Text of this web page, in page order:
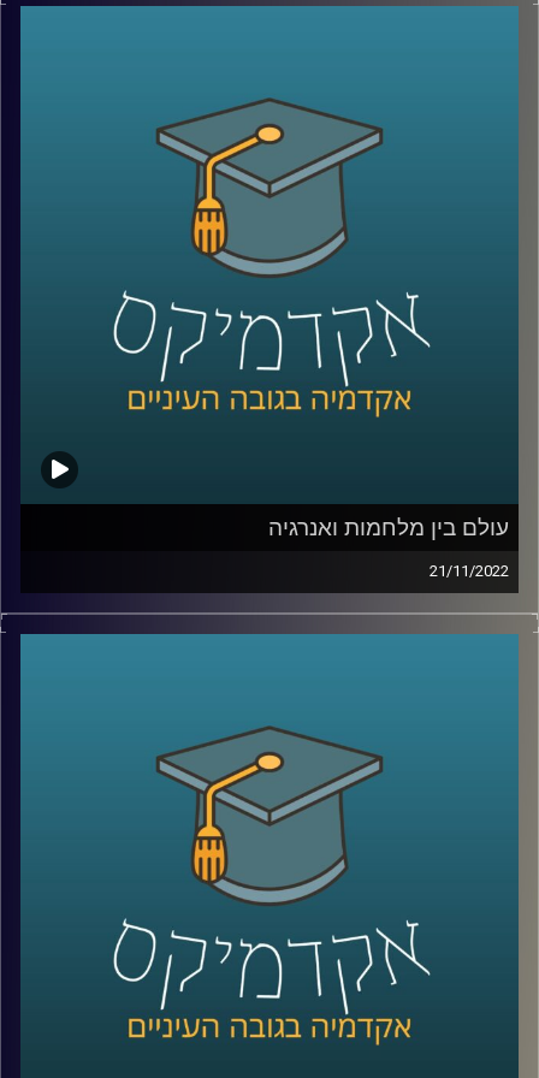
הציבורי: פסקת ההתגברות, סמכויות בית המשפט העליון, ראש
בפרקים הקרובים של אקדמיקס אצלול לכמה מסוגיות
חוקתיות אלו ויחד עם פרופ' רבקה ווייל, מרצה וחוקרת של
משפט חוקתי, ציבורי והשוואתי, אקיים שיחה אקדמית בגובה
העיניים על הנושאים שבערו בבחירות האחרונות ומשפיעים על
ובפרק הזה –פסקת ההתגברות: מה המשמעות שלה, כיצד
מיושמת בעולם ומדוע הפכה לדרישה במשא ומתן המתקיים
של מספר מפלגות.
קרדיט תמונות:AudioVersity
עולם בין מלחמות ואנרגיה
21/11/2022
המלחמה בין רוסיה ואוקראינה הדגישה לנו את חשיבות
האנרגיה בכלכלה העולמית. בפרק זה ד״ר עמית מור יפרט על
AudioVersity